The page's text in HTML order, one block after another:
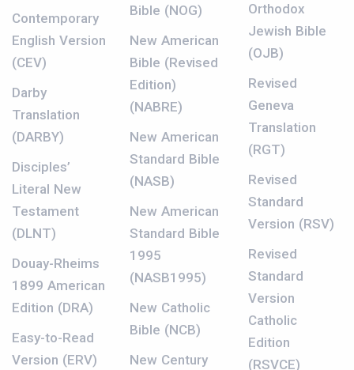
Contemporary
English Version
(CEV)
Darby
Translation
(DARBY)
Disciples’
Literal New
Testament
(DLNT)
Douay-Rheims
1899 American
Edition (DRA)
Easy-to-Read
Version (ERV)
Bible (NOG)
New American
Bible (Revised
Edition)
(NABRE)
New American
Standard Bible
(NASB)
New American
Standard Bible
1995
(NASB1995)
New Catholic
Bible (NCB)
New Century
Orthodox
Jewish Bible
(OJB)
Revised
Geneva
Translation
(RGT)
Revised
Standard
Version (RSV)
Revised
Standard
Version
Catholic
Edition
(RSVCE)